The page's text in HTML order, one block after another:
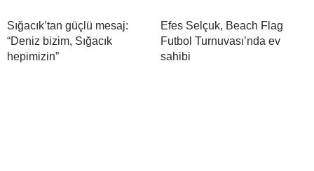
Sığacık’tan güçlü mesaj:
“Deniz bizim, Sığacık
hepimizin”
Efes Selçuk, Beach Flag
Futbol Turnuvası’nda ev
sahibi